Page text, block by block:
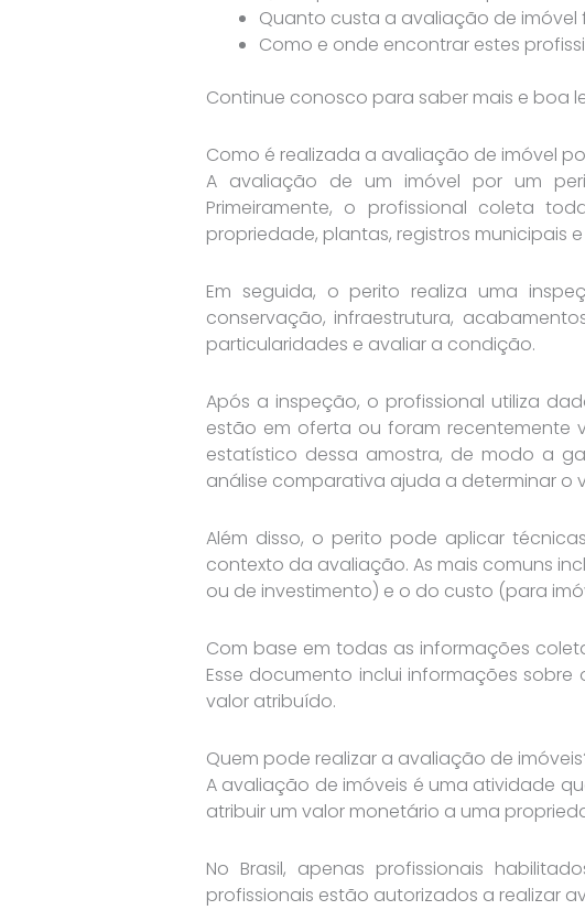
Quanto custa a avaliação de imóvel
Como e onde encontrar estes
Continue conosco para saber mais e boa
Como é realizada a avaliação de imóvel
A avaliação de um imóvel por um
Primeiramente, o profissional coleta
propriedade, plantas, registros municipais
Em seguida, o perito realiza uma
conservação, infraestrutura,
particularidades e avaliar a condição.
Após a inspeção, o profissional utiliza
estão em oferta ou foram recentemente
estatístico dessa amostra, de modo a
análise comparativa ajuda a determinar o
Além disso, o perito pode aplicar
contexto da avaliação. As mais comuns
ou de investimento) e o do custo (para
Com base em todas as informações
Esse documento inclui informações
valor atribuído.
Quem pode realizar a avaliação de
A avaliação de imóveis é uma atividade
atribuir um valor monetário a uma
No Brasil, apenas profissionais
profissionais estão autorizados a realizar